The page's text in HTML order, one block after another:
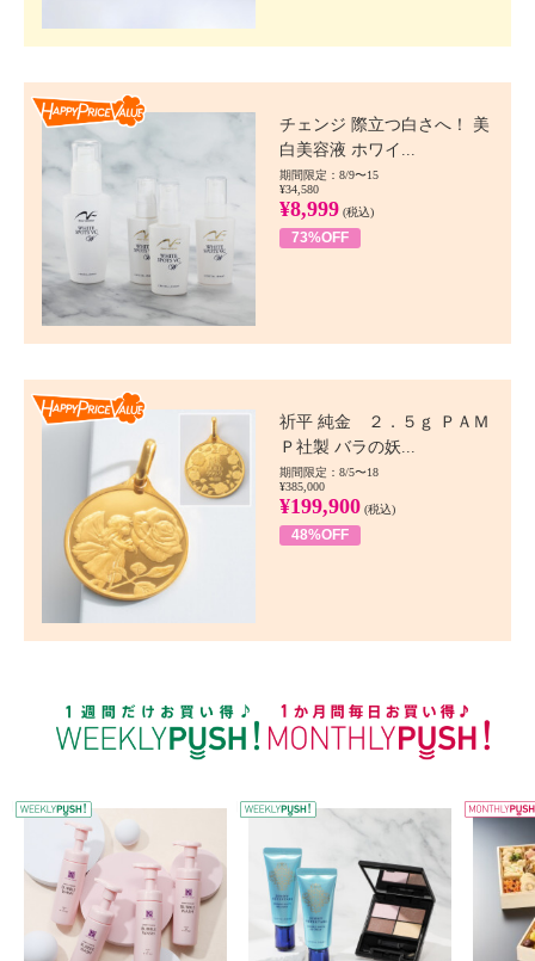
チェンジ 際立つ白さへ！ 美
白美容液 ホワイ...
期間限定：8/9〜15
¥34,580
¥8,999 (税込)
73%OFF
祈平 純金 ２．５ｇ ＰＡＭ
Ｐ社製 バラの妖...
期間限定：8/5〜18
¥385,000
¥199,900 (税込)
48%OFF
WEEKLY PUSH